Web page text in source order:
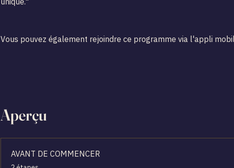
Vous pouvez également rejoindre ce programme via l'appli
Aperçu
AVANT DE COMMENCER
.